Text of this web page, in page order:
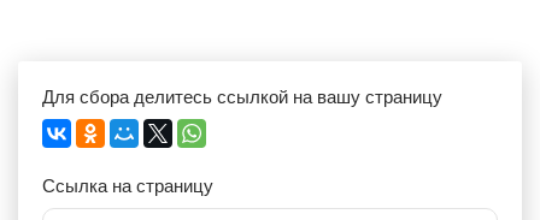
Для сбора делитесь ссылкой на вашу страницу
Ссылка на страницу